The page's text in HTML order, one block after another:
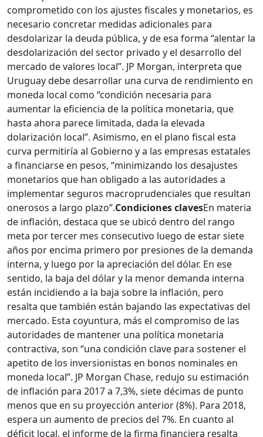
comprometido con los ajustes fiscales y monetarios, es
necesario concretar medidas adicionales para
desdolarizar la deuda pública, y de esa forma “alentar la
desdolarización del sector privado y el desarrollo del
mercado de valores local”. JP Morgan, interpreta que
Uruguay debe desarrollar una curva de rendimiento en
moneda local como “condición necesaria para
aumentar la eficiencia de la política monetaria, que
hasta ahora parece limitada, dada la elevada
dolarización local”. Asimismo, en el plano fiscal esta
curva permitiría al Gobierno y a las empresas estatales
a financiarse en pesos, “minimizando los desajustes
monetarios que han obligado a las autoridades a
implementar seguros macroprudenciales que resultan
onerosos a largo plazo”.Condiciones clavesEn materia
de inflación, destaca que se ubicó dentro del rango
meta por tercer mes consecutivo luego de estar siete
años por encima primero por presiones de la demanda
interna, y luego por la apreciación del dólar. En ese
sentido, la baja del dólar y la menor demanda interna
están incidiendo a la baja sobre la inflación, pero
resalta que también están bajando las expectativas del
mercado. Esta coyuntura, más el compromiso de las
autoridades de mantener una política monetaria
contractiva, son “una condición clave para sostener el
apetito de los inversionistas en bonos nominales en
moneda local”. JP Morgan Chase, redujo su estimación
de inflación para 2017 a 7,3%, siete décimas de punto
menos que en su proyección anterior (8%). Para 2018,
espera un aumento de precios del 7%. En cuanto al
déficit local, el informe de la firma financiera resalta